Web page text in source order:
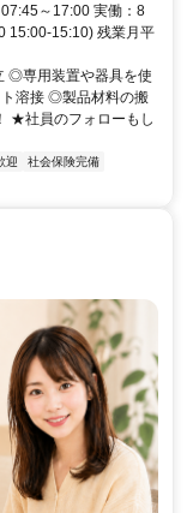
～17:00 実働：8
15:00-15:10) 残業月平
◎専用装置や器具を使
溶接 ◎製品材料の搬
★社員のフォローもし
迎
社会保険完備